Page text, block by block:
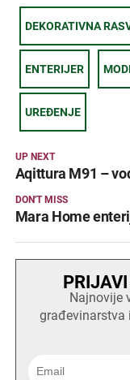
DEKORATIVNA
ENTERIJER
UREĐENJE
UP NEXT
Aqittura M91 –
DON'T MISS
Mara Home
Najnovije
građevinarstva